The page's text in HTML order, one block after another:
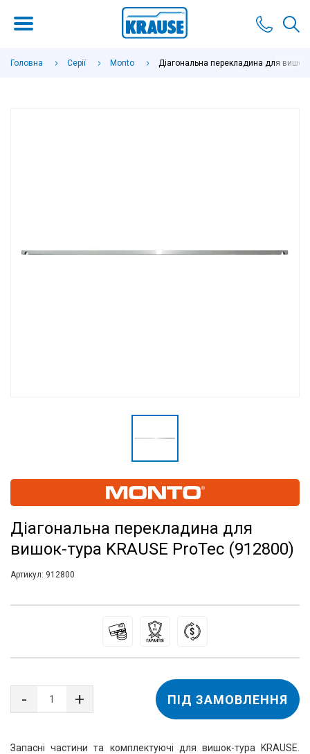
Головна Серії Monto Діагональна перекладина для вишок-
Діагональна перекладина для
вишок-тура KRAUSE ProTec (912800)
Артикул: 912800
Запасні частини та комплектуючі для вишок-тура KRAUSE.
ПІД ЗАМОВЛЕННЯ